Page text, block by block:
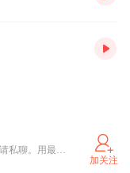
零声剧坊官方账号之一，版权共创合作请私聊。用最大诚意在做有声剧，只求为大家送上最好的回忆！
加关注